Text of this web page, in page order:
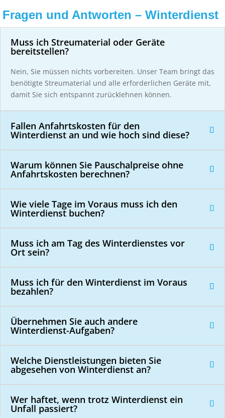
Fragen und Antworten – Winterdienst
Muss ich Streumaterial oder Geräte
bereitstellen?
Nein, Sie müssen nichts vorbereiten. Unser Team bringt das
benötigte Streumaterial und alle erforderlichen Geräte mit,
damit Sie sich entspannt zurücklehnen können.
Fallen Anfahrtskosten für den
Winterdienst an und wie hoch sind diese?
Warum können Sie Pauschalpreise ohne
Anfahrtskosten berechnen?
Wie viele Tage im Voraus muss ich den
Winterdienst buchen?
Muss ich am Tag des Winterdienstes vor
Ort sein?
Muss ich für den Winterdienst im Voraus
bezahlen?
Übernehmen Sie auch andere
Winterdienst-Aufgaben?
Welche Dienstleistungen bieten Sie
abgesehen von Winterdienst an?
Wer haftet, wenn trotz Winterdienst ein
Unfall passiert?